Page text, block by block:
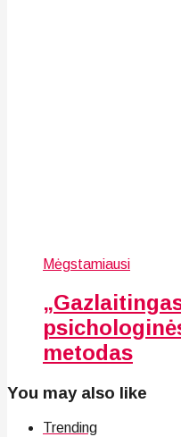
Mėgstamiausi
metodas
You may also like
Trending